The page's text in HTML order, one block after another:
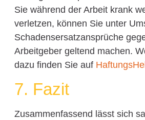
Sie während der Arbeit krank
verletzen, können Sie unter
Schadensersatzansprüche
Arbeitgeber geltend machen.
dazu finden Sie auf
7. Fazit
Zusammenfassend lässt sich